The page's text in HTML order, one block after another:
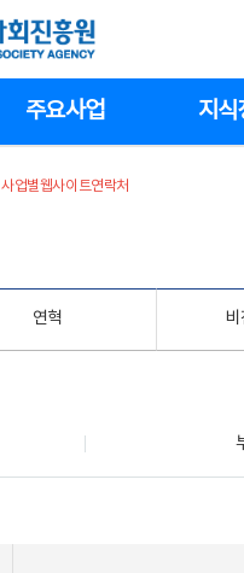
주요사업 지식
>
사업별웹사이트연락처
연혁 비